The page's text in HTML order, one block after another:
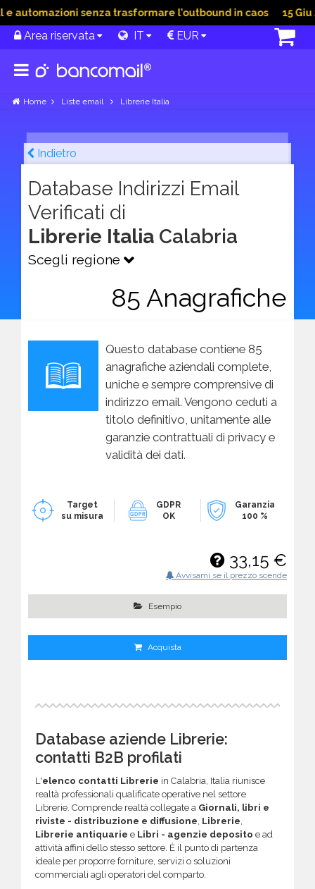
senza trasformare l’outbound in caos 15 Giu
Area riservata IT EUR
Home Liste email Librerie Italia
Indietro
Database Indirizzi Email
Verificati di
Librerie Italia Calabria
Scegli regione
85 Anagrafiche
Questo database contiene 85
anagrafiche aziendali complete,
uniche e sempre comprensive di
indirizzo email. Vengono ceduti a
titolo definitivo, unitamente alle
garanzie contrattuali di privacy e
validità dei dati.
Target
su misura
GDPR
OK
Garanzia
100 %
33,15 €
Avvisami se il prezzo scende
Esempio
Acquista
Database aziende Librerie:
contatti B2B profilati
L'elenco contatti Librerie in Calabria, Italia riunisce
realtà professionali qualificate operative nel settore
Librerie. Comprende realtà collegate a Giornali, libri e
riviste - distribuzione e diffusione, Librerie,
Librerie antiquarie e Libri - agenzie deposito e ad
attività affini dello stesso settore. È il punto di partenza
ideale per proporre forniture, servizi o soluzioni
commerciali agli operatori del comparto.